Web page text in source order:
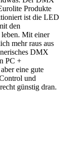
Produkte
ist die LED
den
Mit einer
mehr raus aus
DMX
PC +
eine gute
und
günstig dran.